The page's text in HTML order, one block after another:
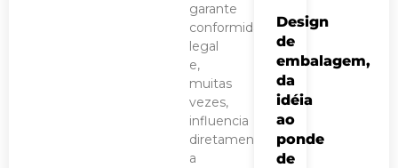
garante
conformidade
legal
e,
muitas
vezes,
influencia
diretamente
a
Design
de
embalagem,
da
idéia
ao
ponde
de